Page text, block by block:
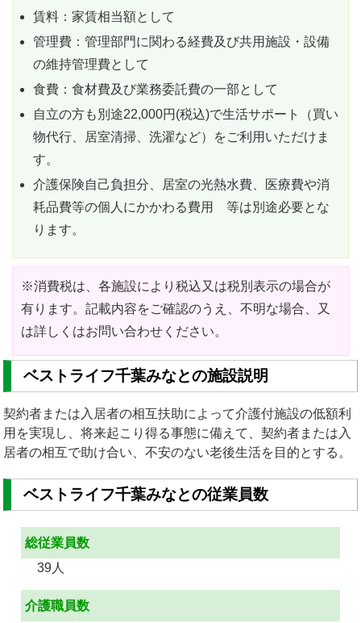
賃料：家賃相当額として
管理費：管理部門に関わる経費及び共用施設・設備
の維持管理費として
食費：食材費及び業務委託費の一部として
自立の方も別途22,000円(税込)で生活サポート（買い
物代行、居室清掃、洗濯など）をご利用いただけま
す。
介護保険自己負担分、居室の光熱水費、医療費や消
耗品費等の個人にかかわる費用 等は別途必要とな
ります。
※消費税は、各施設により税込又は税別表示の場合が
有ります。記載内容をご確認のうえ、不明な場合、又
は詳しくはお問い合わせください。
ベストライフ千葉みなとの施設説明
契約者または入居者の相互扶助によって介護付施設の低額利
用を実現し、将来起こり得る事態に備えて、契約者または入
居者の相互で助け合い、不安のない老後生活を目的とする。
ベストライフ千葉みなとの従業員数
総従業員数
39人
介護職員数